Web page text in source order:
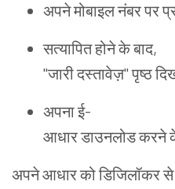
अपनेमोबाइलनंबरपर
सत्यापितहोनेकेबाद,
"जारीदस्तावेज़"पृष्ठ
अपनाई-
आधारडाउनलोडकरने
अपनेआधारकोडिजिलॉकरसे